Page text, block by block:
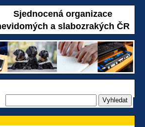
Sjednocená organizace
a slabozrakých ČR